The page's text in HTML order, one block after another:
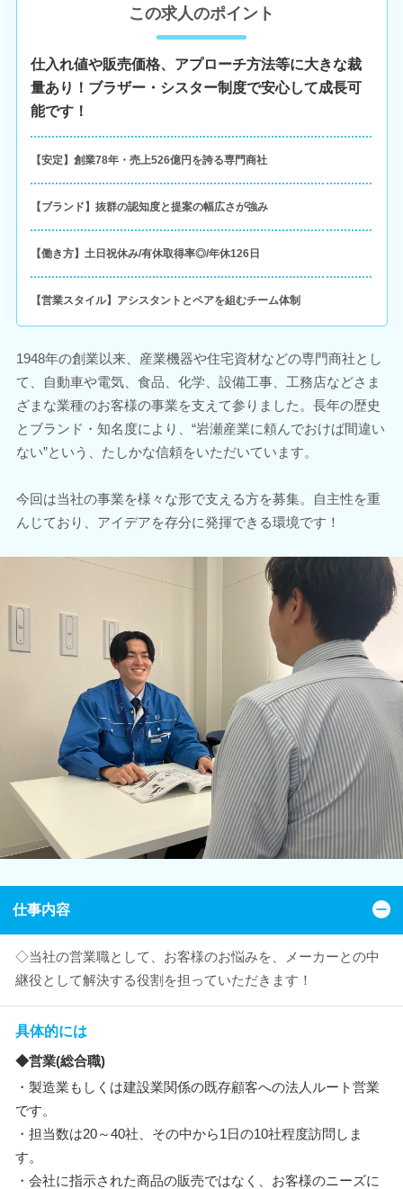
この求人のポイント
仕入れ値や販売価格、アプローチ方法等に大きな裁
量あり！ブラザー・シスター制度で安心して成長可
能です！
【安定】創業78年・売上526億円を誇る専門商社
【ブランド】抜群の認知度と提案の幅広さが強み
【働き方】土日祝休み/有休取得率◎/年休126日
【営業スタイル】アシスタントとペアを組むチーム体制
1948年の創業以来、産業機器や住宅資材などの専門商社とし
て、自動車や電気、食品、化学、設備工事、工務店などさま
ざまな業種のお客様の事業を支えて参りました。長年の歴史
とブランド・知名度により、“岩瀬産業に頼んでおけば間違い
ない”という、たしかな信頼をいただいています。
今回は当社の事業を様々な形で支える方を募集。自主性を重
んじており、アイデアを存分に発揮できる環境です！
仕事内容
◇当社の営業職として、お客様のお悩みを、メーカーとの中
継役として解決する役割を担っていただきます！
具体的には
◆営業(総合職)
・製造業もしくは建設業関係の既存顧客への法人ルート営業
です。
・担当数は20～40社、その中から1日の10社程度訪問しま
す。
・会社に指示された商品の販売ではなく、お客様のニーズに